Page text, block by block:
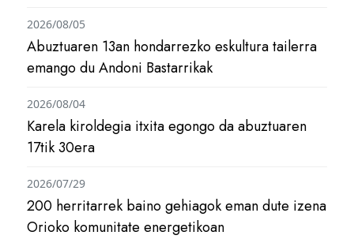
Abuztuaren 13an hondarrezko eskultura tailerra
emango du Andoni Bastarrikak
2026/08/05
Karela kiroldegia itxita egongo da abuztuaren
17tik 30era
2026/08/04
200 herritarrek baino gehiagok eman dute izena
Orioko komunitate energetikoan
2026/07/29